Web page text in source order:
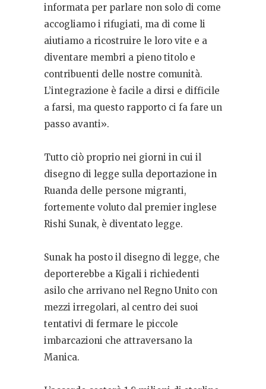
informata per parlare non solo di come
accogliamo i rifugiati, ma di come li
aiutiamo a ricostruire le loro vite e a
diventare membri a pieno titolo e
contribuenti delle nostre comunità.
L’integrazione è facile a dirsi e difficile
a farsi, ma questo rapporto ci fa fare un
passo avanti».
Tutto ciò proprio nei giorni in cui il
disegno di legge sulla deportazione in
Ruanda delle persone migranti,
fortemente voluto dal premier inglese
Rishi Sunak, è diventato legge.
Sunak ha posto il disegno di legge, che
deporterebbe a Kigali i richiedenti
asilo che arrivano nel Regno Unito con
mezzi irregolari, al centro dei suoi
tentativi di fermare le piccole
imbarcazioni che attraversano la
Manica.